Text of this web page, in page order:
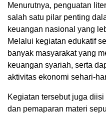
Menurutnya, penguatan
salah satu pilar penting
keuangan nasional yang
Melalui kegiatan edukatif
banyak masyarakat yang
keuangan syariah, serta
aktivitas ekonomi sehari-
Kegiatan tersebut juga
dan pemaparan materi